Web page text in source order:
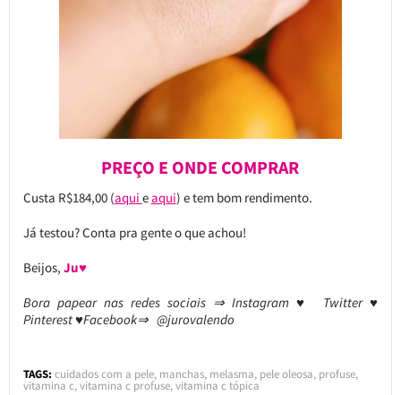
PREÇO E ONDE COMPRAR
Custa R$184,00 (aqui eaqui) e tem bom rendimento.
Já testou? Conta pra gente o que achou!
Beijos, Ju♥
Bora papear nas redes sociais ⇒ Instagram ♥ Twitter ♥
Pinterest ♥Facebook⇒ @jurovalendo
TAGS: cuidados com a pele, manchas, melasma, pele oleosa, profuse,
vitamina c,vitamina c profuse,vitamina c tópica